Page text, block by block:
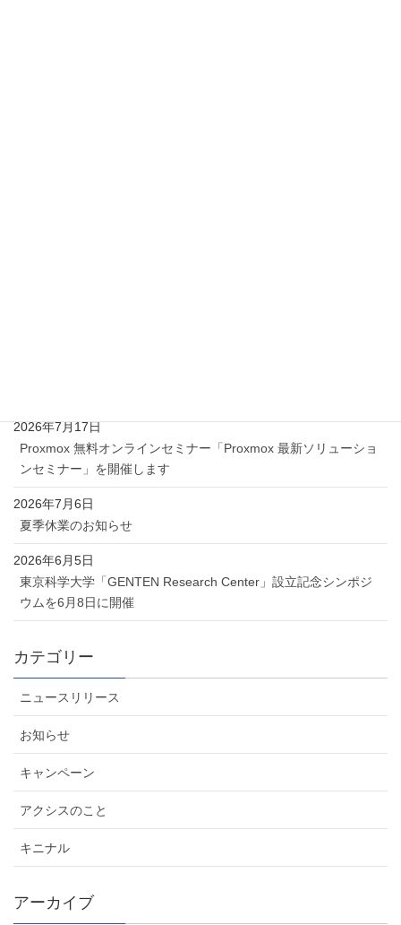
Proxmox 無料オンラインセミナー「Proxmox 最新ソリューショ
ンセミナー」を開催します
2026年7月17日
夏季休業のお知らせ
2026年7月6日
東京科学大学「GENTEN Research Center」設立記念シンポジ
ウムを6月8日に開催
2026年6月5日
カテゴリー
ニュースリリース
お知らせ
キャンペーン
アクシスのこと
キニナル